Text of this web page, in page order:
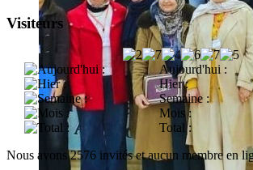
Visiteurs
Aujourd'hui :
Hier :
Semaine :
Mois :
Total :
Nous avons 2576 invités et aucun membre en